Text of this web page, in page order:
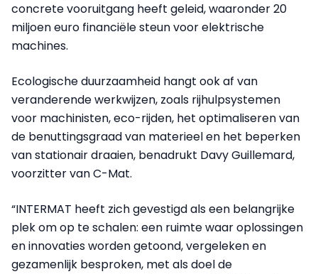
concrete vooruitgang heeft geleid, waaronder 20
miljoen euro financiële steun voor elektrische
machines.
Ecologische duurzaamheid hangt ook af van
veranderende werkwijzen, zoals rijhulpsystemen
voor machinisten, eco-rijden, het optimaliseren van
de benuttingsgraad van materieel en het beperken
van stationair draaien, benadrukt Davy Guillemard,
voorzitter van C-Mat.
“INTERMAT heeft zich gevestigd als een belangrijke
plek om op te schalen: een ruimte waar oplossingen
en innovaties worden getoond, vergeleken en
gezamenlijk besproken, met als doel de